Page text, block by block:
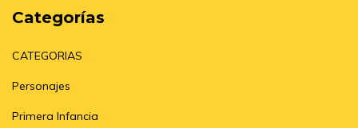
Categorías
CATEGORIAS
Personajes
Primera Infancia